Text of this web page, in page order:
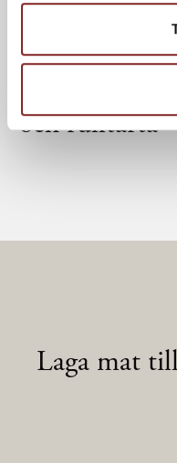
Bakat äpple
ättikskola,
kanelglass,
och rulltårta
Laga mat